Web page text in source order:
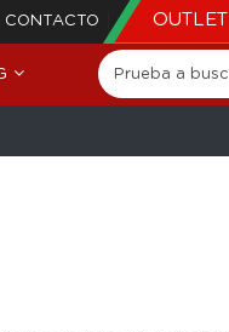
CONTACTO OUTLET